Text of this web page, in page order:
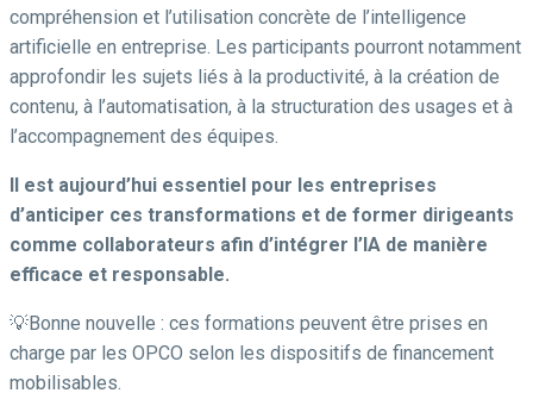
compréhension et l’utilisation concrète de l’intelligence
artificielle en entreprise. Les participants pourront notamment
approfondir les sujets liés à la productivité, à la création de
contenu, à l’automatisation, à la structuration des usages et à
l’accompagnement des équipes.
Il est aujourd’hui essentiel pour les entreprises
d’anticiper ces transformations et de former dirigeants
comme collaborateurs afin d’intégrer l’IA de manière
efficace et responsable.
💡Bonne nouvelle : ces formations peuvent être prises en
charge par les OPCO selon les dispositifs de financement
mobilisables.